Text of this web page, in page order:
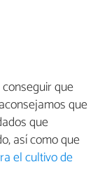
que
que
que
así como que
el cultivo de